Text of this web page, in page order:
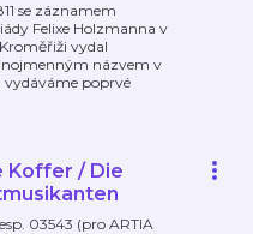
se záznamem
Felixe Holzmanna v
vydal
názvem v
vydáváme poprvé
Koffer / Die
03543 (pro ARTIA